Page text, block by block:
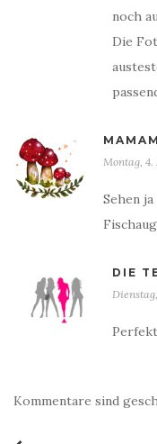
noch
Die
Montag, 4.
Sehen
DIE
Kommentare sind